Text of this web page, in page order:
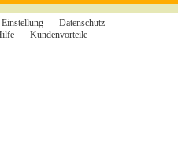
Datenschutz
Kundenvorteile